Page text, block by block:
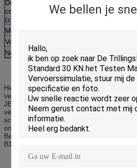
We bellen je
De afmeting van het
controlemechanismekabinet
(cm)
Machinegewicht (Kg)
Voeding
3 de
Normen
GB/
Het de schokmeetapparaat van de
versnelling kan al helft-sinus korte
JESD22-B110 wordt gespecificeerd. Om
verander slechts verschillend schok
schokzetel. De golf is volledig met hoge
om resultaat van de gebruikers het
Ben met verschillende testbril in
B110 en CEI Spec.
TouchTestschok 2